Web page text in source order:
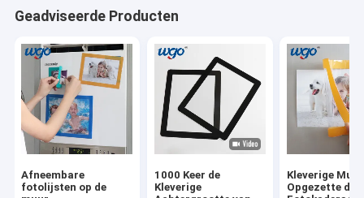
Geadviseerde Producten
Afneembare
fotolijsten op de
1000 Keer de
Kleverige
Kleverige Muur
Opgezette de